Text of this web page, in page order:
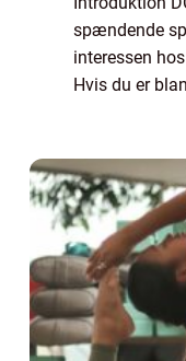
spændende
interessen
Hvis du er
mus...